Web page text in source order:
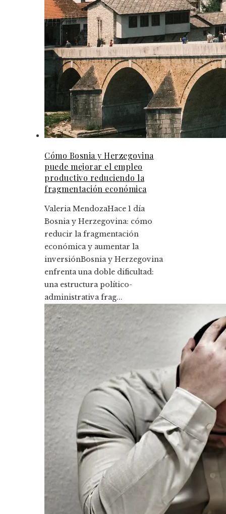
Cómo Bosnia y Herzegovina
puede mejorar el empleo
productivo reduciendo la
fragmentación económica
Valeria MendozaHace 1 día
Bosnia y Herzegovina: cómo
reducir la fragmentación
económica y aumentar la
inversiónBosnia y Herzegovina
enfrenta una doble dificultad:
una estructura político-
administrativa frag...